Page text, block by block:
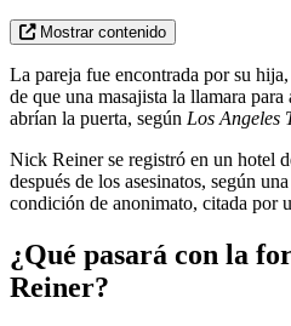
Mostrar contenido
La pareja fue encontrada por su
de que una masajista la llamara
abrían la puerta, según Los Angeles
Nick Reiner se registró en un hotel
después de los asesinatos, según
condición de anonimato, citada por
¿Qué pasará con la
Reiner?